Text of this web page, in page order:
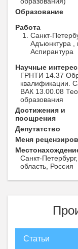
Образование
Работа
Санкт-
Адъюнктура ,
Аспирантура
Научные
ГРНТИ 14.37
квалификации.
ВАК 13.00.08
образования
Достижения и
поощрения
Депутатство
Меня
Санкт-
область, Россия
Статьи